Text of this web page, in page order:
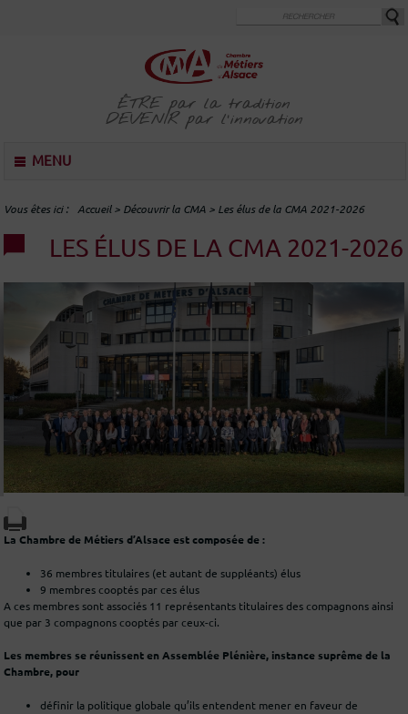
principal
ÊTREpar la tradition
DEVENIRpar l'innovation
u
MENU
Vous êtes ici Accueil> Découvrir la CMA > Les élus de la CMA 2021-2026
LES ÉLUS DE LA CMA 2021-2026
La Chambre de Métiers d’Alsace est composée de :
36 membres titulaires (et autant de suppléants) élus
9 membres cooptés par ces élus
A ces membres sont associés 11 représentants titulaires des compagnons ainsi
que par 3 compagnons cooptés par ceux-ci.
Les membres se réunissent en Assemblée Plénière, instance suprême de la
Chambre, pour
définir la politique globale qu’ils entendent mener en faveur de